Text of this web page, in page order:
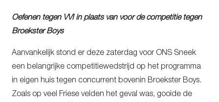
Oefenen tegen VVI in plaats van voor de competitie tegen
Broekster Boys
Aanvankelijk stond er deze zaterdag voor ONS Sneek
een belangrijke competitiewedstrijd op het programma
in eigen huis tegen concurrent bovenin Broekster Boys.
Zoals op veel Friese velden het geval was, gooide de